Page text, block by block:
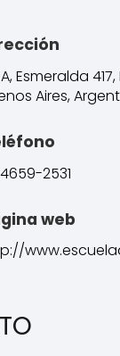
Esmeralda
Aires,
4659-2531
web